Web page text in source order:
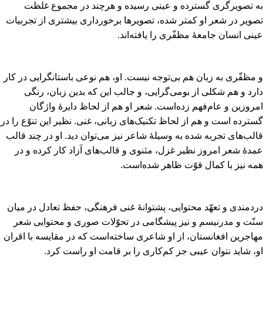
به تصویرگری گسترده و عینی رسیده و هرچند در مجموع غلظت
تصویر در شعر او کمتر شده‌، تصویرها برخورداری بیشتری از تجربیات
عینی انسان جامعۀ مظفّری را یافته‌اند.
و مظفّری به زبان هم بی‌توجه نیست‌. او، هم نوعی باستانگرایی در کار
دارد و هم شکلی از بومی‌گرایی‌، و جالب این که بدین زبان‌، رنگی
امروزین و عام‌فهم زده‌است‌. شعر او هم از لحاظ دایرۀ واژگان
گسترده است و هم از لحاظ تکنیک‌های زبانی‌، غنی‌. نظیر این تنوّع را در
قالب‌های تجربه شده به وسیلۀ شاعر نیز می‌توان دید. او در چند قالب
عمدۀ شعر امروز نظیر غزل‌، مثنوی و قالب‌های آزاد کار کرده و در
همه نیز با کمال قوّت ظاهر شده‌است‌.
دردمندی و تعهّد محتوایی‌، پشتوانۀ غنی فرهنگی‌، حفظ تعادل در میان
سنّت و مدرنیسم و نیز پیشگامی در تحوّلات صوری و محتوایی شعر
مهاجرین افغانستان‌، از او شاعری ساخته‌است که در مقایسه با اقران
او، شاید نتوان عیبی جز کم‌کاری را بر قامت او راست کرد.